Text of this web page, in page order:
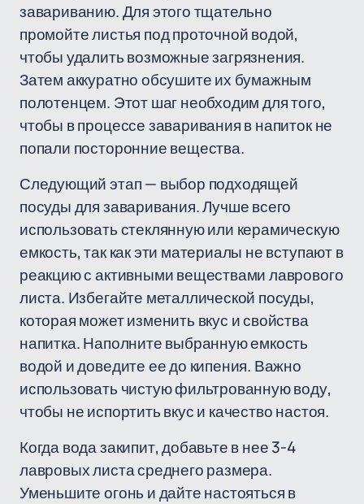
завариванию. Для этого тщательно
промойте листья под проточной водой,
чтобы удалить возможные загрязнения.
Затем аккуратно обсушите их бумажным
полотенцем. Этот шаг необходим для того,
чтобы в процессе заваривания в напиток не
попали посторонние вещества.
Следующий этап — выбор подходящей
посуды для заваривания. Лучше всего
использовать стеклянную или керамическую
емкость, так как эти материалы не вступают в
реакцию с активными веществами лаврового
листа. Избегайте металлической посуды,
которая может изменить вкус и свойства
напитка. Наполните выбранную емкость
водой и доведите ее до кипения. Важно
использовать чистую фильтрованную воду,
чтобы не испортить вкус и качество настоя.
Когда вода закипит, добавьте в нее 3-4
лавровых листа среднего размера.
Уменьшите огонь и дайте настояться в